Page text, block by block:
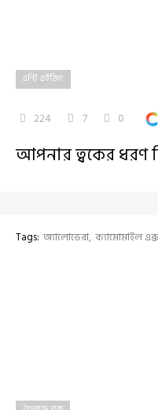
এন্টি এইজিং
224 7 0
আপনার ত্বকের ধরণ
Tags: অ্যালোভেরা ক্যামোমাইল